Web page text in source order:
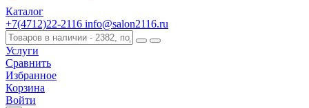
Каталог
+7(4712)22-2116 info@salon2116.ru
Услуги
Сравнить
Избранное
Корзина
Войти